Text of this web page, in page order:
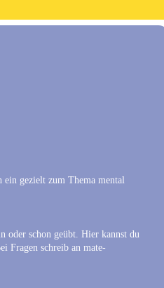
gezielt zum Thema mental
oder schon geübt. Hier kannst du
Fragen schreib an mate-